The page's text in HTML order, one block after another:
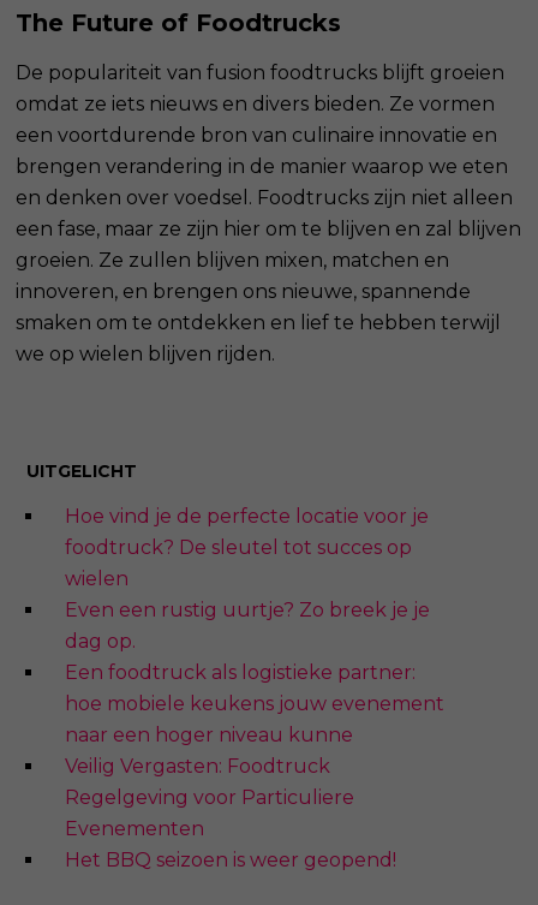
The Future of Foodtrucks
De populariteit van fusion foodtrucks blijft groeien
omdat ze iets nieuws en divers bieden. Ze vormen
een voortdurende bron van culinaire innovatie en
brengen verandering in de manier waarop we eten
en denken over voedsel. Foodtrucks zijn niet alleen
een fase, maar ze zijn hier om te blijven en zal blijven
groeien. Ze zullen blijven mixen, matchen en
innoveren, en brengen ons nieuwe, spannende
smaken om te ontdekken en lief te hebben terwijl
we op wielen blijven rijden.
UITGELICHT
Hoe vind je de perfecte locatie voor je
foodtruck? De sleutel tot succes op
wielen
Even een rustig uurtje? Zo breek je je
dag op.
Een foodtruck als logistieke partner:
hoe mobiele keukens jouw evenement
naar een hoger niveau kunne
Veilig Vergasten: Foodtruck
Regelgeving voor Particuliere
Evenementen
Het BBQ seizoen is weer geopend!